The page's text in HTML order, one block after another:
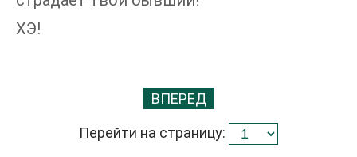
ХЭ!
ВПЕРЕД
Перейти на страницу: